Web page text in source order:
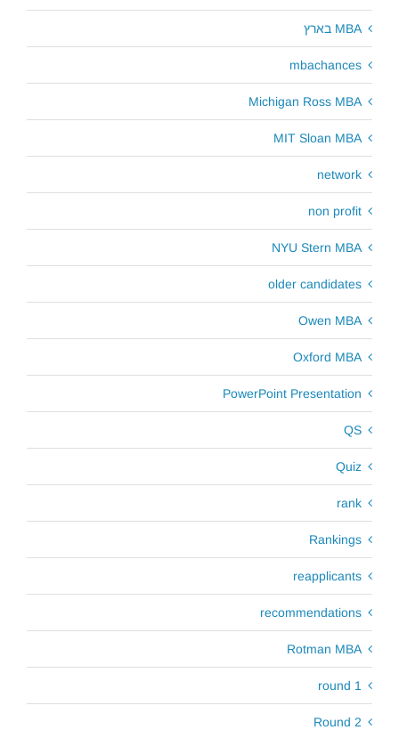
MBA בארץ
mbachances
Michigan Ross MBA
MIT Sloan MBA
network
non profit
NYU Stern MBA
older candidates
Owen MBA
Oxford MBA
PowerPoint Presentation
QS
Quiz
rank
Rankings
reapplicants
recommendations
Rotman MBA
round 1
Round 2